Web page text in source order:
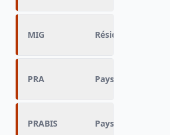
MIG Résidence (N-1)
PRA Pays de
PRABIS Pays de résidence